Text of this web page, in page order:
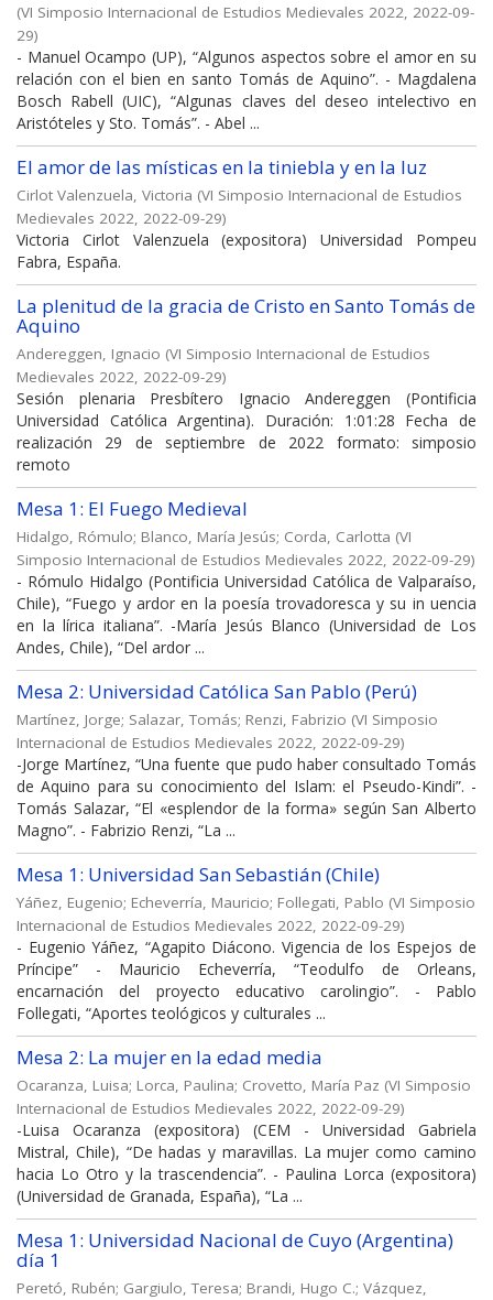
(VI Simposio Internacional de Estudios Medievales 2022, 2022-09-
29)
- Manuel Ocampo (UP), “Algunos aspectos sobre el amor en su
relación con el bien en santo Tomás de Aquino”. - Magdalena
Bosch Rabell (UIC), “Algunas claves del deseo intelectivo en
Aristóteles y Sto. Tomás”. - Abel ...
El amor de las místicas en la tiniebla y en la luz
Cirlot Valenzuela, Victoria (VI Simposio Internacional de Estudios
Medievales 2022, 2022-09-29)
Victoria Cirlot Valenzuela (expositora) Universidad Pompeu
Fabra, España.
La plenitud de la gracia de Cristo en Santo Tomás de
Aquino
Andereggen, Ignacio (VI Simposio Internacional de Estudios
Medievales 2022, 2022-09-29)
Sesión plenaria Presbítero Ignacio Andereggen (Pontificia
Universidad Católica Argentina). Duración: 1:01:28 Fecha de
realización 29 de septiembre de 2022 formato: simposio
remoto
Mesa 1: El Fuego Medieval
Hidalgo, Rómulo; Blanco, María Jesús; Corda, Carlotta (VI
Simposio Internacional de Estudios Medievales 2022, 2022-09-29)
- Rómulo Hidalgo (Pontificia Universidad Católica de Valparaíso,
Chile), “Fuego y ardor en la poesía trovadoresca y su in uencia
en la lírica italiana”. -María Jesús Blanco (Universidad de Los
Andes, Chile), “Del ardor ...
Mesa 2: Universidad Católica San Pablo (Perú)
Martínez, Jorge; Salazar, Tomás; Renzi, Fabrizio (VI Simposio
Internacional de Estudios Medievales 2022, 2022-09-29)
-Jorge Martínez, “Una fuente que pudo haber consultado Tomás
de Aquino para su conocimiento del Islam: el Pseudo-Kindi”. -
Tomás Salazar, “El «esplendor de la forma» según San Alberto
Magno”. - Fabrizio Renzi, “La ...
Mesa 1: Universidad San Sebastián (Chile)
Yáñez, Eugenio; Echeverría, Mauricio; Follegati, Pablo (VI Simposio
Internacional de Estudios Medievales 2022, 2022-09-29)
- Eugenio Yáñez, “Agapito Diácono. Vigencia de los Espejos de
Príncipe” - Mauricio Echeverría, “Teodulfo de Orleans,
encarnación del proyecto educativo carolingio”. - Pablo
Follegati, “Aportes teológicos y culturales ...
Mesa 2: La mujer en la edad media
Ocaranza, Luisa; Lorca, Paulina; Crovetto, María Paz (VI Simposio
Internacional de Estudios Medievales 2022, 2022-09-29)
-Luisa Ocaranza (expositora) (CEM - Universidad Gabriela
Mistral, Chile), “De hadas y maravillas. La mujer como camino
hacia Lo Otro y la trascendencia”. - Paulina Lorca (expositora)
(Universidad de Granada, España), “La ...
Mesa 1: Universidad Nacional de Cuyo (Argentina)
día 1
Peretó, Rubén; Gargiulo, Teresa; Brandi, Hugo C.; Vázquez,